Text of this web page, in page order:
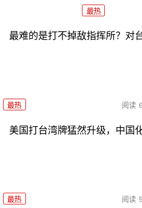
最热
最难的是打不掉敌指挥所？对
最热 阅读
美国打台湾牌猛然升级，中国
最热 阅读